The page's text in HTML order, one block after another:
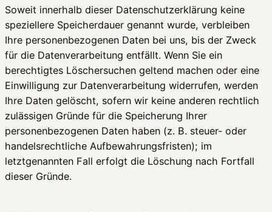
Soweit innerhalb dieser Datenschutzerklärung keine
speziellere Speicherdauer genannt wurde, verbleiben
Ihre personenbezogenen Daten bei uns, bis der Zweck
für die Datenverarbeitung entfällt. Wenn Sie ein
berechtigtes Löschersuchen geltend machen oder eine
Einwilligung zur Datenverarbeitung widerrufen, werden
Ihre Daten gelöscht, sofern wir keine anderen rechtlich
zulässigen Gründe für die Speicherung Ihrer
personenbezogenen Daten haben (z. B. steuer- oder
handelsrechtliche Aufbewahrungsfristen); im
letztgenannten Fall erfolgt die Löschung nach Fortfall
dieser Gründe.